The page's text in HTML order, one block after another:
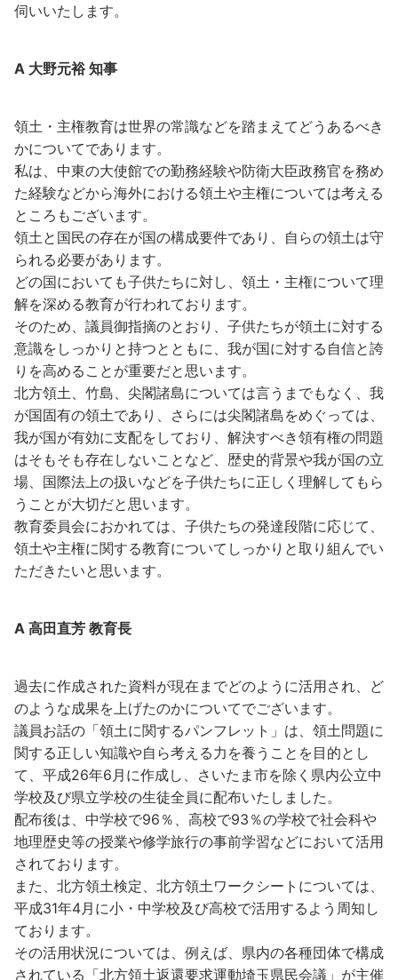
伺いいたします。
A 大野元裕 知事
領土・主権教育は世界の常識などを踏まえてどうあるべき
かについてであります。
私は、中東の大使館での勤務経験や防衛大臣政務官を務め
た経験などから海外における領土や主権については考える
ところもございます。
領土と国民の存在が国の構成要件であり、自らの領土は守
られる必要があります。
どの国においても子供たちに対し、領土・主権について理
解を深める教育が行われております。
そのため、議員御指摘のとおり、子供たちが領土に対する
意識をしっかりと持つとともに、我が国に対する自信と誇
りを高めることが重要だと思います。
北方領土、竹島、尖閣諸島については言うまでもなく、我
が国固有の領土であり、さらには尖閣諸島をめぐっては、
我が国が有効に支配をしており、解決すべき領有権の問題
はそもそも存在しないことなど、歴史的背景や我が国の立
場、国際法上の扱いなどを子供たちに正しく理解してもら
うことが大切だと思います。
教育委員会におかれては、子供たちの発達段階に応じて、
領土や主権に関する教育についてしっかりと取り組んでい
ただきたいと思います。
A 高田直芳 教育長
過去に作成された資料が現在までどのように活用され、ど
のような成果を上げたのかについてでございます。
議員お話の「領土に関するパンフレット」は、領土問題に
関する正しい知識や自ら考える力を養うことを目的とし
て、平成26年6月に作成し、さいたま市を除く県内公立中
学校及び県立学校の生徒全員に配布いたしました。
配布後は、中学校で96％、高校で93％の学校で社会科や
地理歴史等の授業や修学旅行の事前学習などにおいて活用
されております。
また、北方領土検定、北方領土ワークシートについては、
平成31年4月に小・中学校及び高校で活用するよう周知し
ております。
その活用状況については、例えば、県内の各種団体で構成
されている「北方領土返還要求運動埼玉県民会議」が主催